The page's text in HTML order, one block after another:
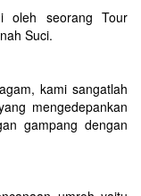
oleh seorang Tour
Suci.
kami sangatlah
mengedepankan
gampang dengan